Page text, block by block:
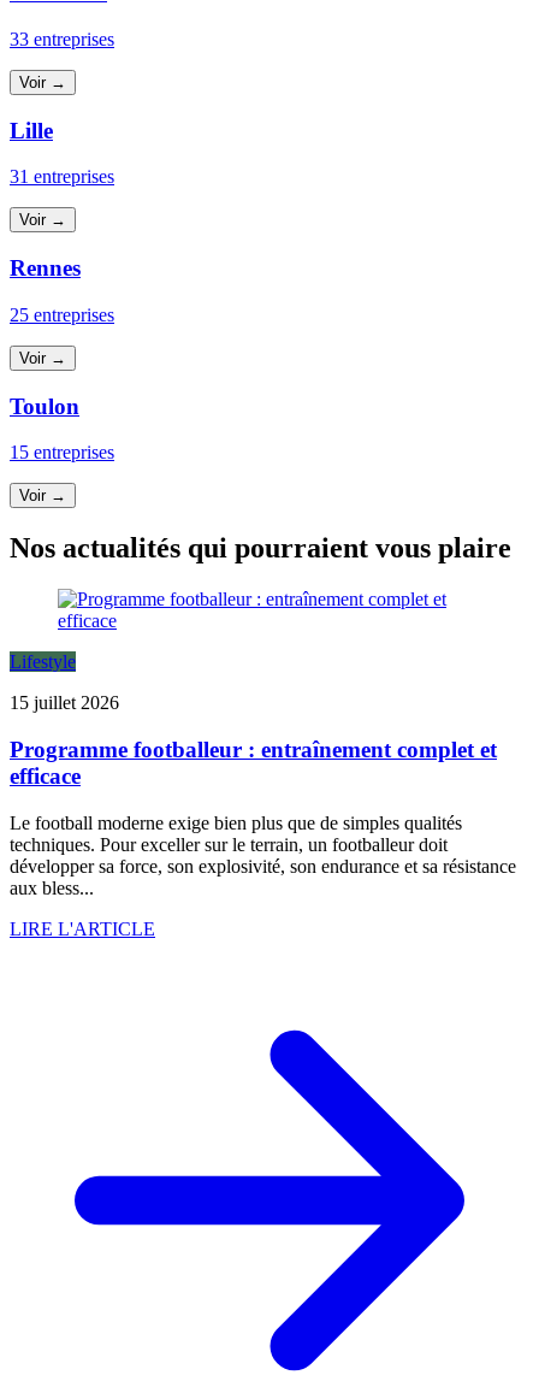
33 entreprises
Voir →
Lille
31 entreprises
Voir →
Rennes
25 entreprises
Voir →
Toulon
15 entreprises
Voir →
Nos actualités qui pourraient vous plaire
Lifestyle
15 juillet 2026
Programme footballeur : entraînement complet et
efficace
Le football moderne exige bien plus que de simples qualités
techniques. Pour exceller sur le terrain, un footballeur doit
développer sa force, son explosivité, son endurance et sa résistance
aux bless...
LIRE L'ARTICLE